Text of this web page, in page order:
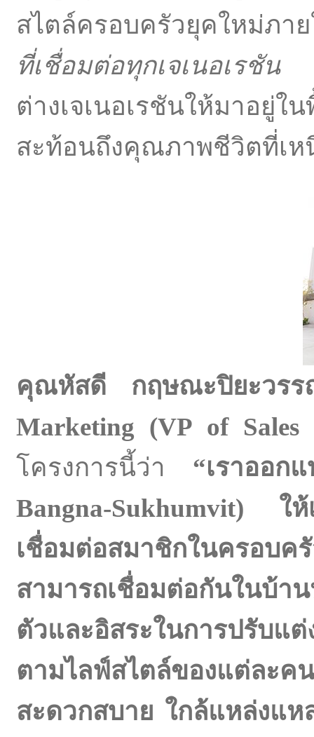
สไตล์ครอบครัวยุคใหม่ภา
ที่เชื่อมต่อทุกเจเนอเรชันกั
ต่างเจเนอเรชันให้มาอ
สะท้อนถึงคุณภาพชีวิตที่เห
คุณหัสดี กฤษณะปิยะว
Marketing (VP of
โครงการนี้ว่า “เราออ
Bangna-Sukhumvit) ใ
เชื่อมต่อสมาชิกในครอบค
สามารถเชื่อมต่อกันในบ้
ตัวและอิสระในการปรับแ
ตามไลฟ์สไตล์ของแต่ล
สะดวกสบาย ใกล้แหล่งแ